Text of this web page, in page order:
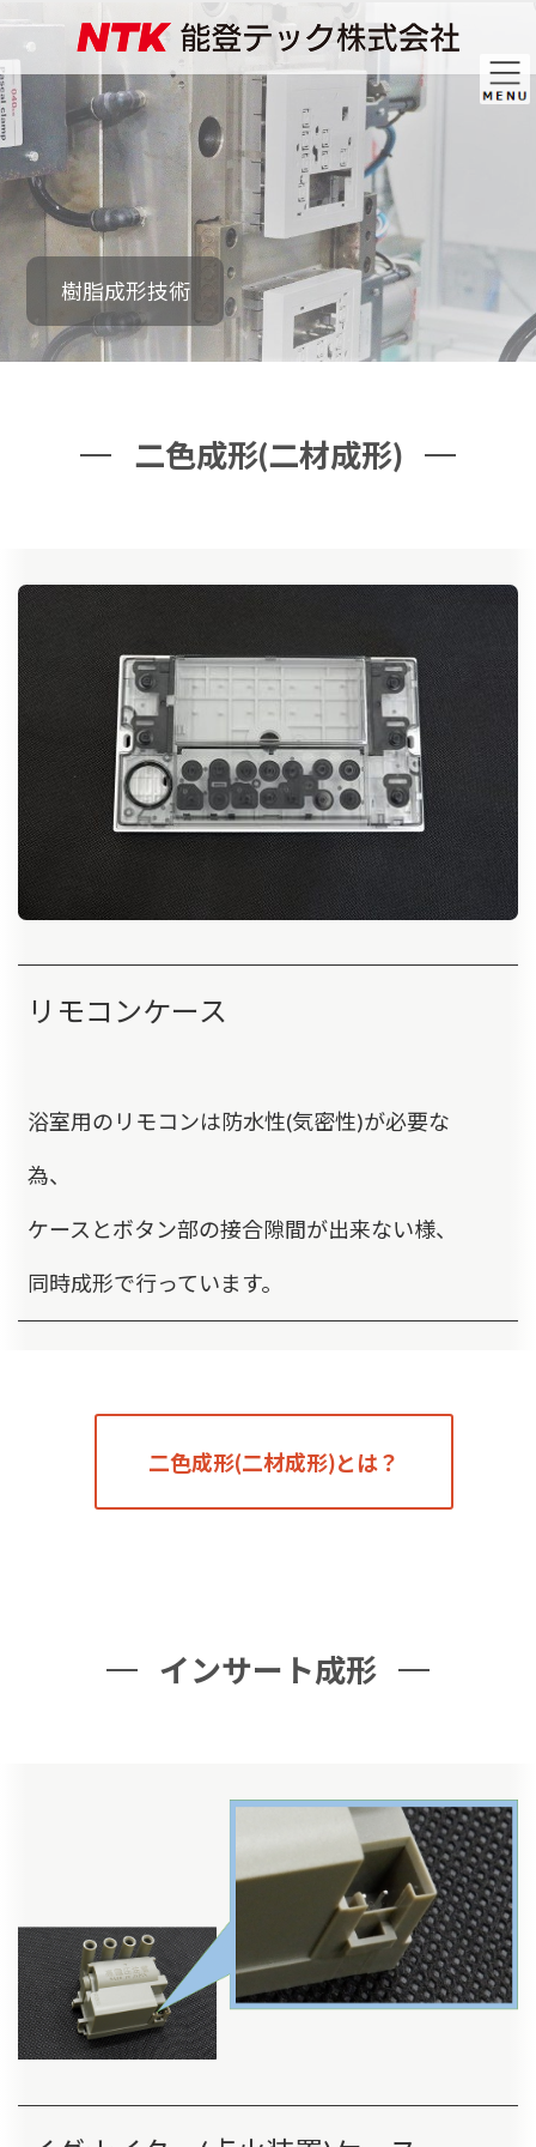
テ
ン
ツ
へ
ス
キ
プ
ゲ
ー
シ
ョ
ン
に
動
樹脂成形技術
二色成形(二材成形)
リモコンケース
浴室用のリモコンは防水性(気密性)が必要な
為、
ケースとボタン部の接合隙間が出来ない様、
同時成形で行っています。
二色成形(二材成形)とは？
インサート成形